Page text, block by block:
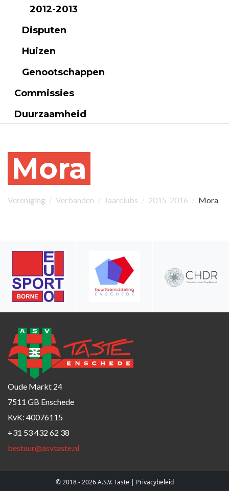
2012-2013
Disputen
Huizen
Genootschappen
Commissies
Duurzaamheid
Mora
Vereniging Verbanden Jaarclubs 2015-2016 Mora
Oude Markt 24
7511 GB Enschede
KvK: 40076115
+31 53 432 62 38
bestuur@asvtaste.nl
© 2018 - 2026 A.S.V. Taste | Privacybeleid